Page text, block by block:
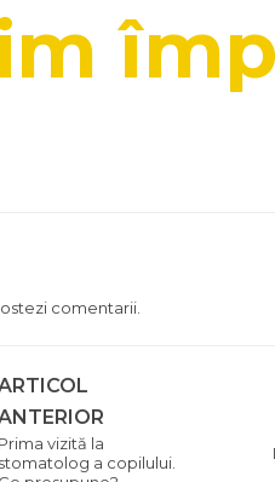
comentarii.
Prima vizită la
stomatolog a copilului.